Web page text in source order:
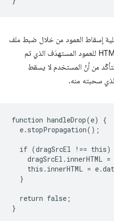
إسقاط العمود من خلال ضبط ملف
HTML للعمود المصدر على ملف HTML للعمود المستهدَف الذي تم
من أنّ المستخدم لا يسقط
سحبته منه.
function handleDrop(e) {
  e.stopPropagation();
if (dragSrcEl !== this)
dragSrcEl.innerHTML =
this.innerHTML =
  }
  return false;